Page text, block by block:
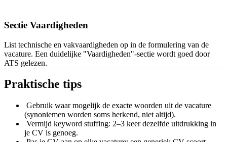
Sectie Vaardigheden
List technische en vakvaardigheden op in de formulering van de
vacature. Een duidelijke "Vaardigheden"-sectie wordt goed door
ATS gelezen.
Praktische tips
Gebruik waar mogelijk de exacte woorden uit de vacature
(synoniemen worden soms herkend, niet altijd).
Vermijd keyword stuffing: 2–3 keer dezelfde uitdrukking in
je CV is genoeg.